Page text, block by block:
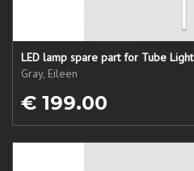
LED lamp spare part for Tube Light
Gray, Eileen
€ 199.00